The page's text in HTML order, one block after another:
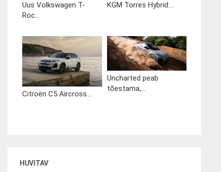
Uus Volkswagen T-
Roc...
KGM Torres Hybrid:...
Citroën C5 Aircross...
Uncharted peab
tõestama,...
HUVITAV